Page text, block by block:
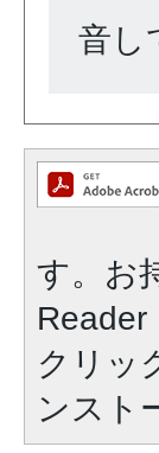
音し
す。お
Reader
クリッ
ンスト